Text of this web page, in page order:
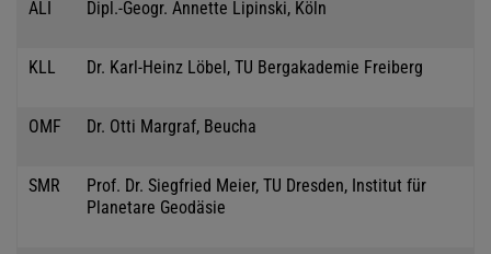
ALI Dipl.-Geogr. Annette Lipinski, Köln
KLL Dr. Karl-Heinz Löbel, TU Bergakademie Freiberg
OMF Dr. Otti Margraf, Beucha
SMR
Prof. Dr. Siegfried Meier, TU Dresden, Institut für
Planetare Geodäsie